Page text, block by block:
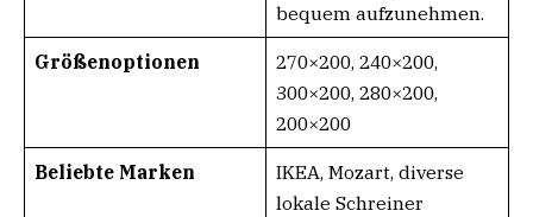
bequem aufzunehmen.
Größenoptionen
270×200, 240×200,
300×200, 280×200,
200×200
Beliebte Marken
IKEA, Mozart, diverse
lokale Schreiner